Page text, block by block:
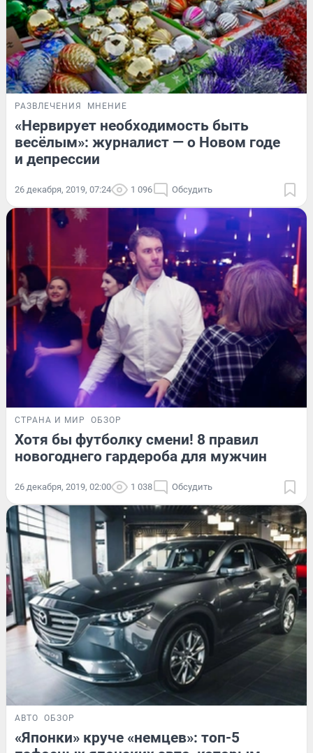
РАЗВЛЕЧЕНИЯ МНЕНИЕ
«Нервирует необходимость быть
весёлым»: журналист — о Новом годе
и депрессии
26 декабря, 2019, 07:24 1 096 Обсудить
СТРАНА И МИР ОБЗОР
Хотя бы футболку смени! 8 правил
новогоднего гардероба для мужчин
26 декабря, 2019, 02:00 1 038 Обсудить
АВТО ОБЗОР
«Японки» круче «немцев»: топ-5